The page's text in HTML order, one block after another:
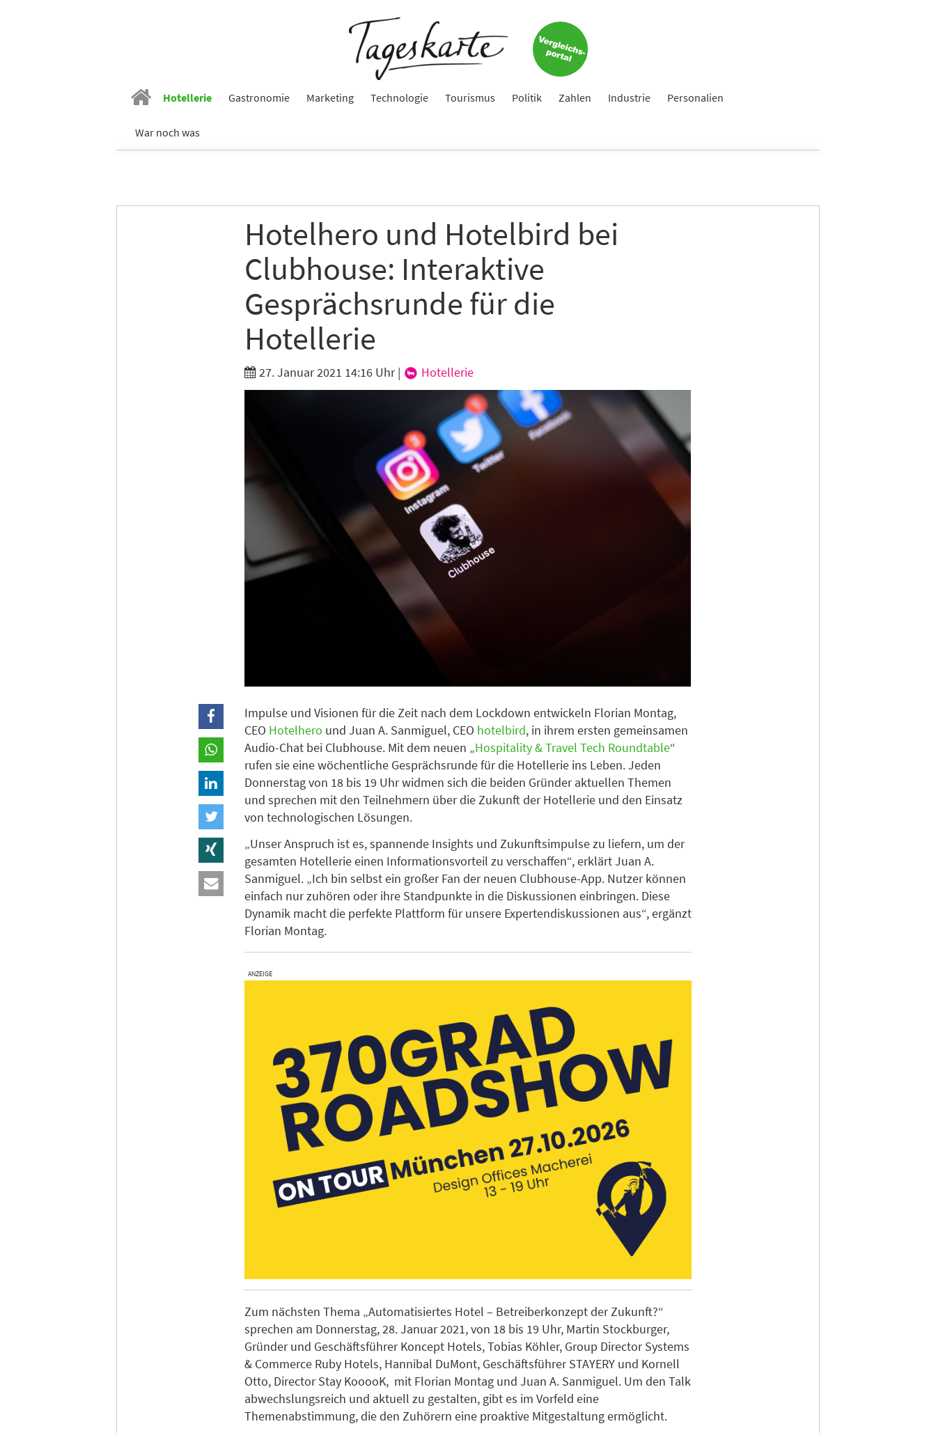
Hotellerie Gastronomie Marketing Technologie Tourismus Politik Zahlen Industrie Personalien
War noch was
Hotelhero und Hotelbird bei
Clubhouse: Interaktive
Gesprächsrunde für die
Hotellerie
27. Januar 2021 14:16 Uhr| Hotellerie
Impulse und Visionen für die Zeit nach dem Lockdown entwickeln Florian Montag,
CEO Hotelhero und Juan A. Sanmiguel, CEO hotelbird, in ihrem ersten gemeinsamen
Audio-Chat bei Clubhouse. Mit dem neuen „Hospitality & Travel Tech Roundtable“
rufen sie eine wöchentliche Gesprächsrunde für die Hotellerie ins Leben. Jeden
Donnerstag von 18 bis 19 Uhr widmen sich die beiden Gründer aktuellen Themen
und sprechen mit den Teilnehmern über die Zukunft der Hotellerie und den Einsatz
von technologischen Lösungen.
„Unser Anspruch ist es, spannende Insights und Zukunftsimpulse zu liefern, um der
gesamten Hotellerie einen Informationsvorteil zu verschaffen“, erklärt Juan A.
Sanmiguel. „Ich bin selbst ein großer Fan der neuen Clubhouse-App. Nutzer können
einfach nur zuhören oder ihre Standpunkte in die Diskussionen einbringen. Diese
Dynamik macht die perfekte Plattform für unsere Expertendiskussionen aus“, ergänzt
Florian Montag.
ANZEIGE
Zum nächsten Thema „Automatisiertes Hotel – Betreiberkonzept der Zukunft?“
sprechen am Donnerstag, 28. Januar 2021, von 18 bis 19 Uhr, Martin Stockburger,
Gründer und Geschäftsführer Koncept Hotels, Tobias Köhler, Group Director Systems
& Commerce Ruby Hotels, Hannibal DuMont, Geschäftsführer STAYERY und Kornell
Otto, Director Stay KooooK, mit Florian Montag und Juan A. Sanmiguel. Um den Talk
abwechslungsreich und aktuell zu gestalten, gibt es im Vorfeld eine
Themenabstimmung, die den Zuhörern eine proaktive Mitgestaltung ermöglicht.